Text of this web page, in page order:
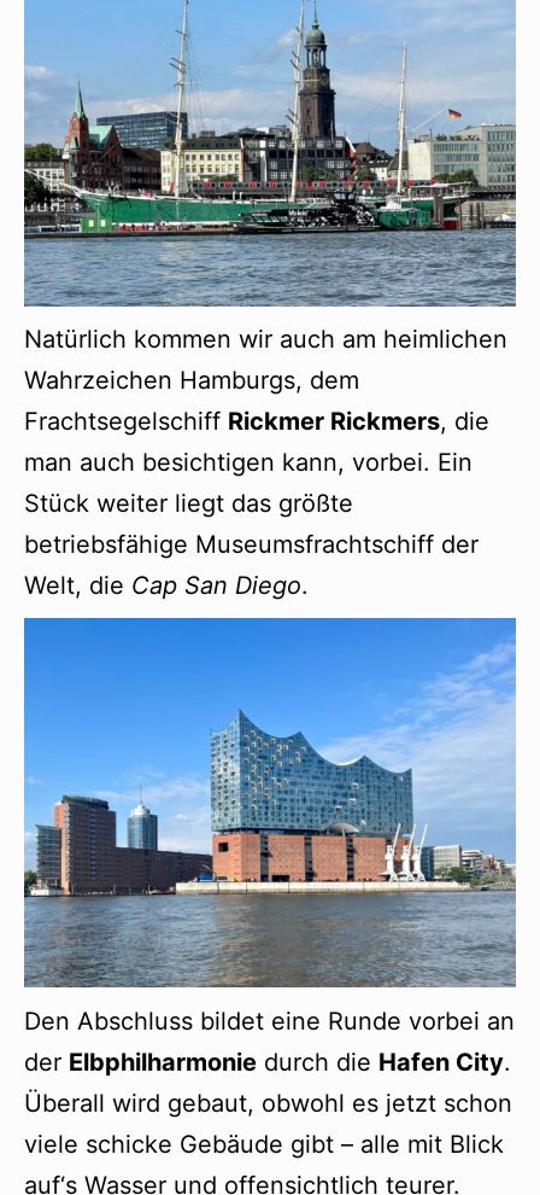
Natürlich kommen wir auch am heimlichen
Wahrzeichen Hamburgs, dem
Frachtsegelschiff Rickmer Rickmers, die
man auch besichtigen kann, vorbei. Ein
Stück weiter liegt das größte
betriebsfähige Museumsfrachtschiff der
Welt, die Cap San Diego.
Den Abschluss bildet eine Runde vorbei an
der Elbphilharmonie durch die Hafen City.
Überall wird gebaut, obwohl es jetzt schon
viele schicke Gebäude gibt – alle mit Blick
auf‘s Wasser und offensichtlich teurer.